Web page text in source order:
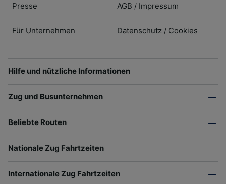
Presse
Für Unternehmen
AGB / Impressum
Datenschutz / Cookies
Hilfe und nützliche Informationen
Zug und Busunternehmen
Beliebte Routen
Nationale Zug Fahrtzeiten
Internationale Zug Fahrtzeiten